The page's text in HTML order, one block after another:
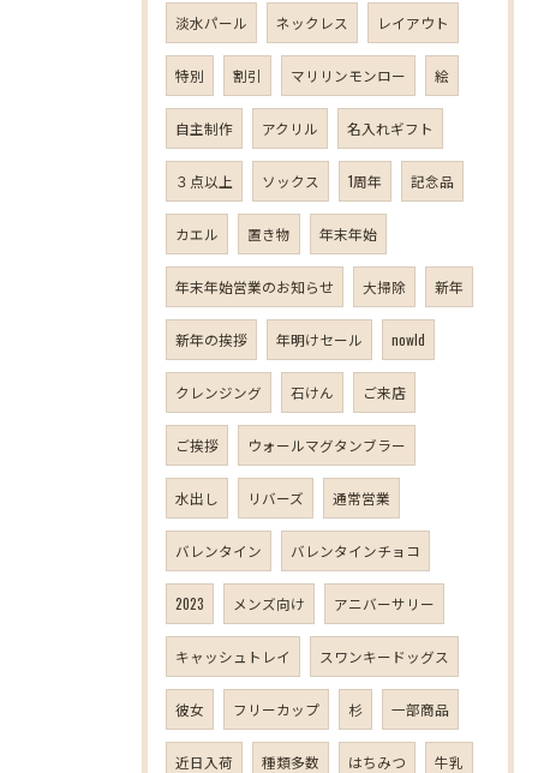
淡水パール ネックレス レイアウト
特別 割引 マリリンモンロー 絵
自主制作 アクリル 名入れギフト
３点以上 ソックス 1周年 記念品
カエル 置き物 年末年始
年末年始営業のお知らせ 大掃除 新年
新年の挨拶 年明けセール nowld
クレンジング 石けん ご来店
ご挨拶 ウォールマグタンブラー
水出し リバーズ 通常営業
バレンタイン バレンタインチョコ
2023 メンズ向け アニバーサリー
キャッシュトレイ スワンキードッグス
彼女 フリーカップ 杉 一部商品
近日入荷 種類多数 はちみつ 牛乳